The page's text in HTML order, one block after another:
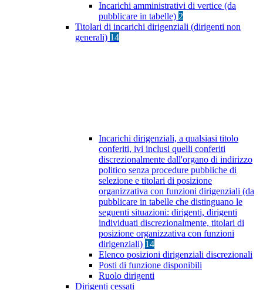
Incarichi amministrativi di vertice (da
pubblicare in tabelle) 2
Titolari di incarichi dirigenziali (dirigenti non
generali) 14
Incarichi dirigenziali, a qualsiasi titolo
conferiti, ivi inclusi quelli conferiti
discrezionalmente dall'organo di indirizzo
politico senza procedure pubbliche di
selezione e titolari di posizione
organizzativa con funzioni dirigenziali (da
pubblicare in tabelle che distinguano le
seguenti situazioni: dirigenti, dirigenti
individuati discrezionalmente, titolari di
posizione organizzativa con funzioni
dirigenziali) 14
Elenco posizioni dirigenziali discrezionali
Posti di funzione disponibili
Ruolo dirigenti
Dirigenti cessati